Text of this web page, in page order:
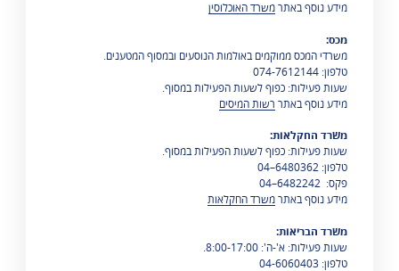
מידע נוסף באתר משרד האוכלוסין
מכס:
משרדי המכס ממוקמים באולמות הנוסעים ובמסוף המטענים.
טלפון: 074-7612144
שעות פעילות: כפוף לשעות הפעילות במסוף.
מידע נוסף באתר רשות המיסים
משרד החקלאות:
שעות פעילות: כפוף לשעות הפעילות במסוף.
טלפון: 6480362–04
פקס: 6482242–04
מידע נוסף באתר משרד החקלאות
משרד הבריאות:
שעות פעילות: א'-ה': 8:00-17:00.
טלפון: 04-6060403